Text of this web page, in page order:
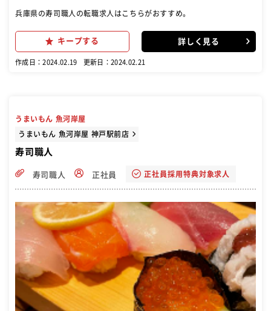
兵庫県の寿司職人の転職求人はこちらがおすすめ。
キープする 詳しく見る
作成日：2024.02.19 更新日：2024.02.21
うまいもん 魚河岸屋
うまいもん 魚河岸屋 神戸駅前店
寿司職人
寿司職人 正社員 正社員採用特典対象求人